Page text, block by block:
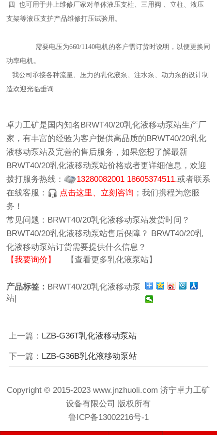
四 也可用于井上维修厂家对单体液压支柱、三用阀 、立柱、液压
支架等液压支护产品维修打压试验用。
需要电压为660/1140电机的客户需订货时说明，以便更换同
功率电机。
我公司承接各种流量、压力的乳化液泵、注水泵、动力泵的设计制
造欢迎光临垂询
卓力工矿是国内知名BRWT40/20乳化液移动泵站生产厂
家 ，有丰富的经验为客户提供高品质的BRWT40/20乳化
液移动泵站及完善的售后服务，如果您想了解最新
BRWT40/20乳化液移动泵站价格或者更详细信息，欢迎
拨打服务热线：
13280082001 18605374511.或者联系
在线客服：
点击这里、立刻咨询 ；我们携程为您服
务！
常见问题： BRWT40/20乳化液移动泵站发货时间？
BRWT40/20乳化液移动泵站售后保障？ BRWT40/20乳
化液移动泵站订货需要提供什么信息？
【我要询价】
【查看更多乳化液泵站】
产品标签： BRWT40/20乳化液移动泵
站|
上一篇： LZB-G36T乳化液移动泵站
下一篇： LZB-G36B乳化液移动泵站
Copyright © 2015-2023 www.jnzhuoli.com济宁卓力工矿
设备有限公司 版权所有
鲁ICP备13002216号-1